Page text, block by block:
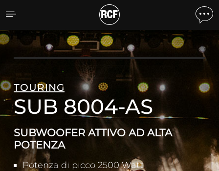
SUB 8004-AS
TOURING
SUB 8004-AS
SUBWOOFER ATTIVO AD ALTA
POTENZA
Potenza di picco 2500 Watt